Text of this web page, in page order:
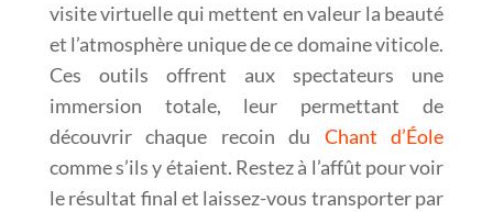
visite virtuelle qui mettent en valeur la beauté
et l’atmosphère unique de ce domaine viticole.
Ces outils offrent aux spectateurs une
immersion totale, leur permettant de
découvrir chaque recoin du Chant d’Éole
comme s’ils y étaient. Restez à l’affût pour voir
le résultat final et laissez-vous transporter par